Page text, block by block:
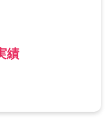
績